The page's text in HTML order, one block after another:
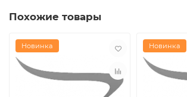
Похожие товары
Новинка Новинка